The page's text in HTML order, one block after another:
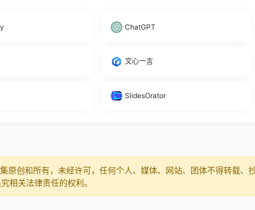
ChatGPT
文心一言
SlidesOrator
创和所有，未经许可，任何个人、媒体、网站、团体不得转载、
相关法律责任的权利。